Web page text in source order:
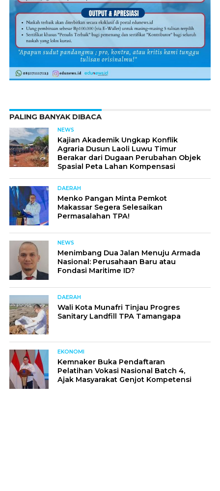
PALING BANYAK DIBACA
NEWS
Kajian Akademik Ungkap Konflik
Agraria Dusun Laoli Luwu Timur
Berakar dari Dugaan Perubahan Objek
Spasial Peta Lahan Kompensasi
DAERAH
Menko Pangan Minta Pemkot
Makassar Segera Selesaikan
Permasalahan TPA!
NEWS
Menimbang Dua Jalan Menuju Armada
Nasional: Perusahaan Baru atau
Fondasi Maritime ID?
DAERAH
Wali Kota Munafri Tinjau Progres
Sanitary Landfill TPA Tamangapa
EKONOMI
Kemnaker Buka Pendaftaran
Pelatihan Vokasi Nasional Batch 4,
Ajak Masyarakat Genjot Kompetensi